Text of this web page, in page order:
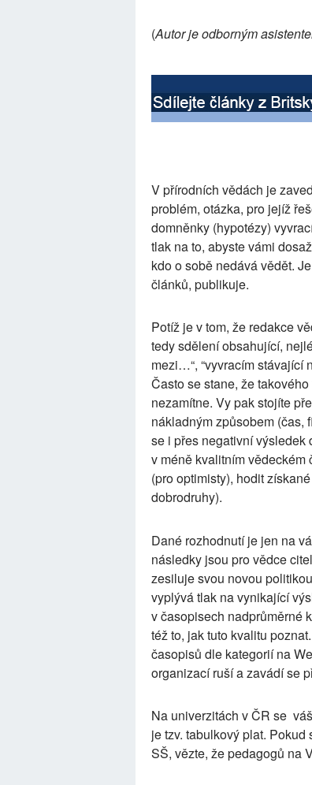
(Autor je odborným
V přírodních vědách je
problém, otázka, pro jejíž
domněnky (hypotézy)
tlak na to, abyste vámi
kdo o sobě nedává vědět.
článků, publikuje.
Potíž je v tom, že redakce
tedy sdělení obsahující,
mezi…“, “vyvracím stávající
Často se stane, že
nezamítne. Vy pak stojíte
nákladným způsobem (čas,
se i přes negativní výsledek
v méně kvalitním vědeckém
(pro optimisty), hodit
dobrodruhy).
Dané rozhodnutí je jen na
následky jsou pro vědce
zesiluje svou novou
vyplývá tlak na vynikající
v časopisech nadprůměrné
též to, jak tuto kvalitu
časopisů dle kategorií na
organizací ruší a zavádí se
Na univerzitách v ČR se
je tzv. tabulkový plat.
SŠ, vězte, že pedagogů na